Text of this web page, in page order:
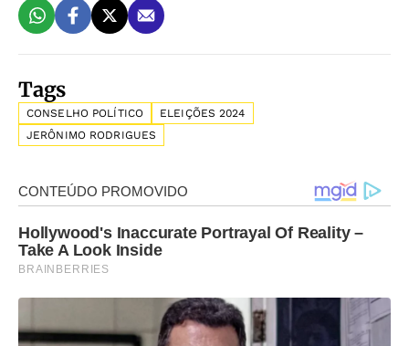
Tags
CONSELHO POLÍTICO
ELEIÇÕES 2024
JERÔNIMO RODRIGUES